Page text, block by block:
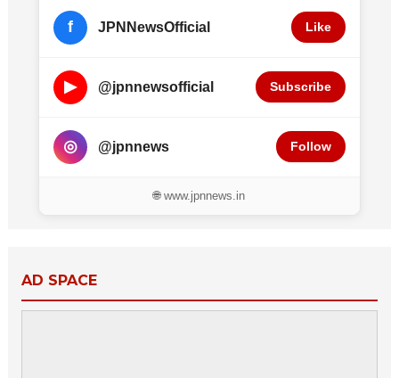
f JPNNewsOfficial Like
▶ @jpnnewsofficial Subscribe
◎ @jpnnews Follow
🌐 www.jpnnews.in
AD SPACE